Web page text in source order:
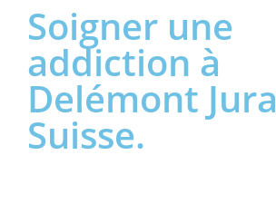
Soigner une
addiction à
Delémont Jura
Suisse.